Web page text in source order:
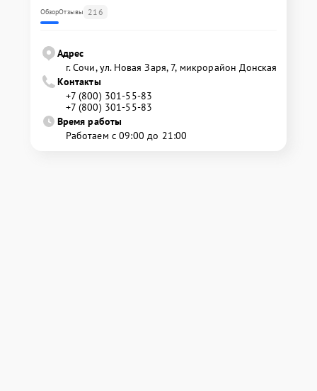
ОбзорОтзывы 216
Адрес
г. Сочи, ул. Новая Заря, 7, микрорайон Донская
Контакты
+7 (800) 301-55-83
+7 (800) 301-55-83
Время работы
Работаем с 09:00 до 21:00